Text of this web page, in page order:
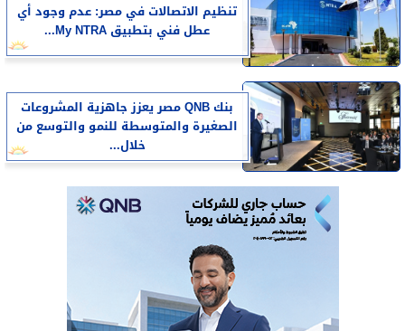
تنظيم الاتصالات في مصر: عدم وجود أي
عطل فني بتطبيق My NTRA...
بنك QNB مصر يعزز جاهزية المشروعات
الصغيرة والمتوسطة للنمو والتوسع من
خلال...